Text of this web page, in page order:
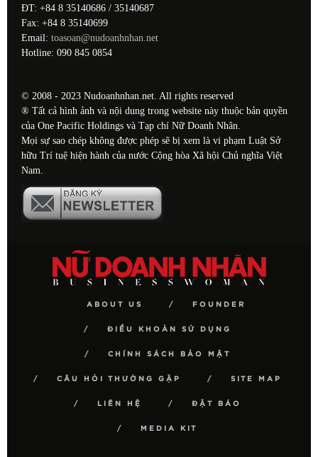
ĐT: +84 8 35140686 / 35140687
Fax: +84 8 35140699
Email: toasoan@nudoanhnhan.net
Hotline: 090 845 0854
© 2008 - 2023 Nudoanhnhan.net. All rights reserved
® Tất cả hình ảnh và nội dung trong website này thuộc bản quyền
của One Pacific Holdings và Tạp chí Nữ Doanh Nhân.
Mọi sự sao chép không được phép sẽ bị xem là vi phạm Luật Sở
hữu Trí tuệ hiện hành của nước Cộng hòa Xã hội Chủ nghĩa Việt
Nam.
ABOUT US FOUNDER
ĐIỀU KHOẢN SỬ DỤNG
CHÍNH SÁCH BẢO MẬT
CÂU HỎI THƯỜNG GẶP SITE MAP
LIÊN HỆ ĐẶT BÁO
MEDIA KIT